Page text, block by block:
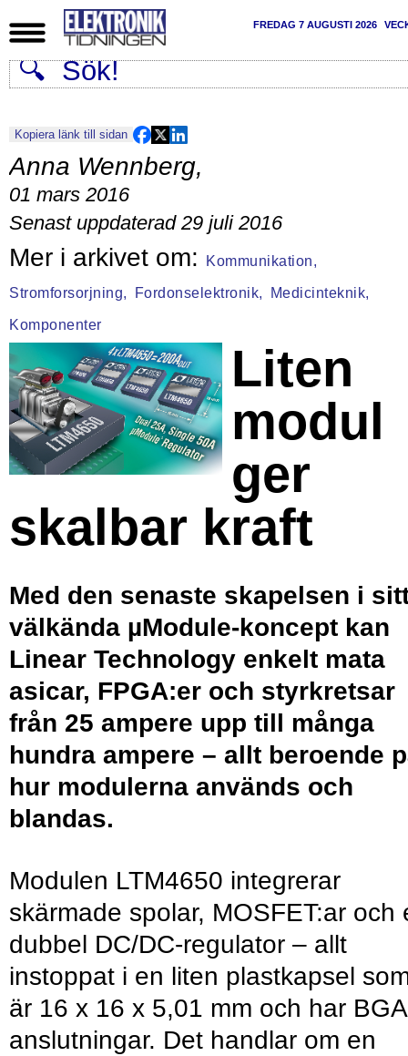
FREDAG 7 AUGUSTI 2026
Kopiera länk till sidan
Anna Wennberg,
01 mars 2016
Senast uppdaterad 29 juli 2016
Kommunikation,
Stromforsorjning, Fordonselektronik, Medicinteknik,
Komponenter
Liten
modul
ger
skalbar kraft
Med den senaste skapelsen i
välkända µModule-koncept kan
Linear Technology enkelt mata
asicar, FPGA:er och styrkretsar
från 25 ampere upp till många
hundra ampere – allt beroende
hur modulerna används och
blandas.
Modulen LTM4650 integrerar
skärmade spolar, MOSFET:ar och
dubbel DC/DC-regulator – allt
instoppat i en liten plastkapsel
är 16 x 16 x 5,01 mm och har
anslutningar. Det handlar om en